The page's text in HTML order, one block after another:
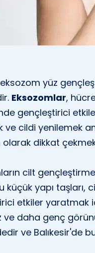
eksozom yüz
Eksozomlar,
gençleştirici
cildi yenilemek
olarak dikkat
cilt
küçük yapı taşları,
etkiler yaratmak
ve daha genç
ve Balıkesir'de